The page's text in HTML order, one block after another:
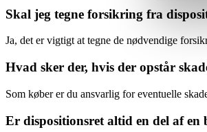
Skal jeg tegne forsikring fra
Ja, det er vigtigt at tegne de nødvendige
Hvad sker der, hvis der opstår
Som køber er du ansvarlig for eventuelle
Er dispositionsret altid en del af en